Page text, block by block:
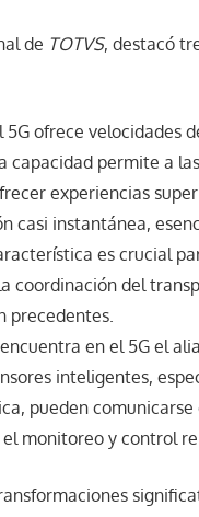
de TOTVS, destacó
5G ofrece velocidades
capacidad permite a
experiencias
casi instantánea,
es crucial
coordinación del
precedentes.
en el 5G el
inteligentes,
pueden
monitoreo y control